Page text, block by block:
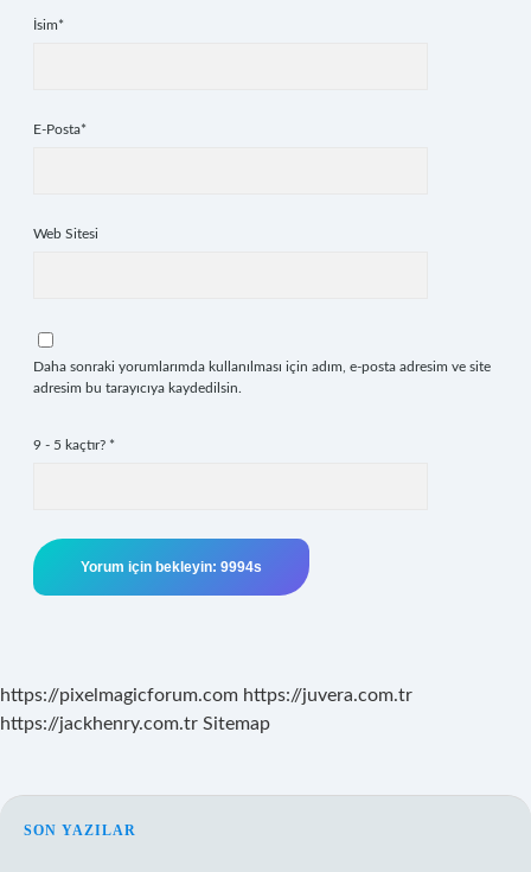
İsim*
E-Posta*
Web Sitesi
Daha sonraki yorumlarımda kullanılması için adım, e-posta adresim ve site
adresim bu tarayıcıya kaydedilsin.
9 - 5 kaçtır? *
https://pixelmagicforum.com https://juvera.com.tr
https://jackhenry.com.tr Sitemap
SIDEBAR
SON YAZILAR